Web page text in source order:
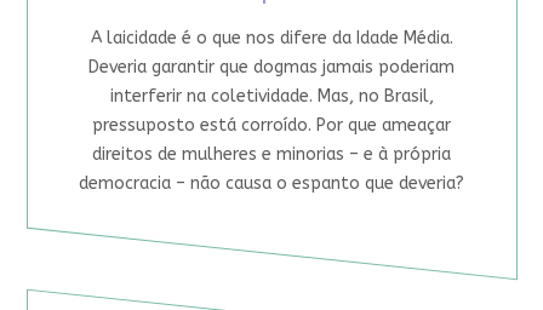
A laicidade é o que nos difere da Idade Média.
Deveria garantir que dogmas jamais poderiam
interferir na coletividade. Mas, no Brasil,
pressuposto está corroído. Por que ameaçar
direitos de mulheres e minorias – e à própria
democracia – não causa o espanto que deveria?